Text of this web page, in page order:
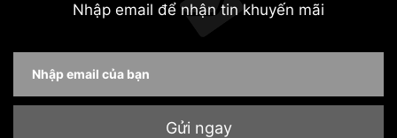
Nhập email để nhận tin khuyến mãi
Gửi ngay